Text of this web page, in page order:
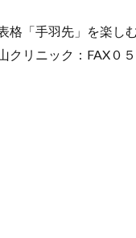
格「手羽先」を楽し
リニック：FAX０